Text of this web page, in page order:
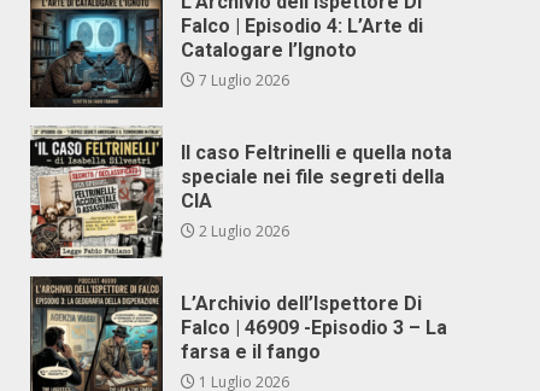
Falco | Episodio 4: L’Arte di
Catalogare l’Ignoto
7 Luglio 2026
Il caso Feltrinelli e quella nota
speciale nei file segreti della
CIA
2 Luglio 2026
L’Archivio dell’Ispettore Di
Falco | 46909 -Episodio 3 – La
farsa e il fango
1 Luglio 2026